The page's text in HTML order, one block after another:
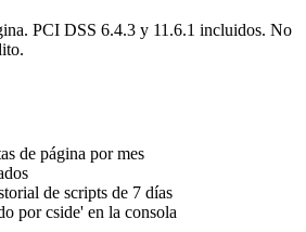
PCI DSS 6.4.3 y 11.6.1 incluidos. No
de página por mes
de scripts de 7 días
por cside' en la consola